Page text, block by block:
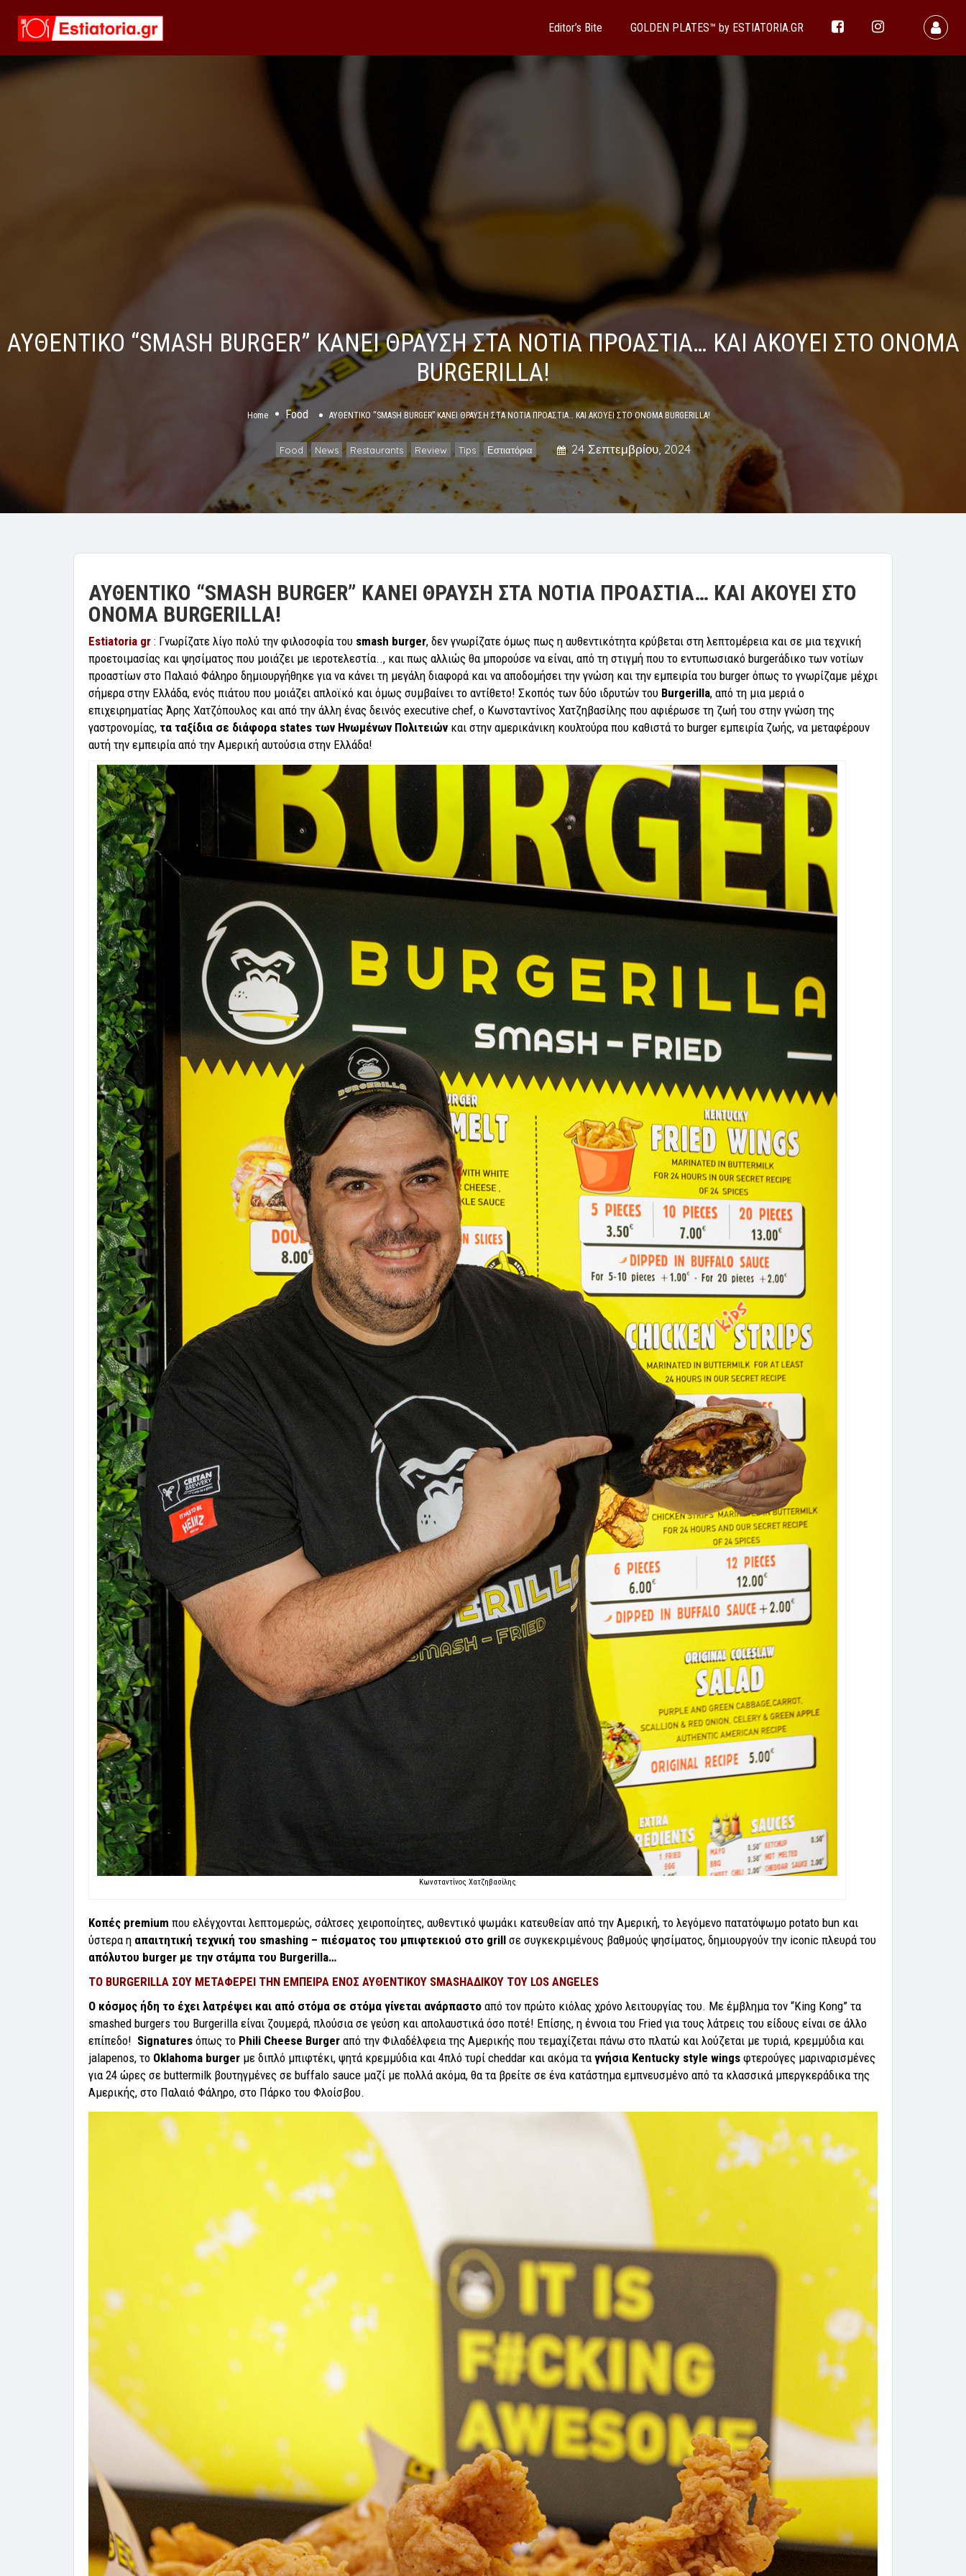
Editor’s Bite GOLDEN PLATES™ by ESTIATORIA.GR
ΑΥΘΕΝΤΙΚΟ “SMASH BURGER” ΚΑΝΕΙ ΘΡΑΥΣΗ ΣΤΑ ΝΟΤΙΑ ΠΡΟΑΣΤΙΑ… ΚΑΙ ΑΚΟΥΕΙ ΣΤΟ ΟΝΟΜΑ
BURGERILLA!
Home Food ΑΥΘΕΝΤΙΚΟ “SMASH BURGER” ΚΑΝΕΙ ΘΡΑΥΣΗ ΣΤΑ ΝΟΤΙΑ ΠΡΟΑΣΤΙΑ… ΚΑΙ ΑΚΟΥΕΙ ΣΤΟ ΟΝΟΜΑ BURGERILLA!
Food , News , Restaurants , Review , Tips , Εστιατόρια 24 Σεπτεμβρίου, 2024
ΑΥΘΕΝΤΙΚΟ “SMASH BURGER” ΚΑΝΕΙ ΘΡΑΥΣΗ ΣΤΑ ΝΟΤΙΑ ΠΡΟΑΣΤΙΑ… ΚΑΙ ΑΚΟΥΕΙ ΣΤΟ
ΟΝΟΜΑ BURGERILLA!
Estiatoria gr : Γνωρίζατε λίγο πολύ την φιλοσοφία του smash burger, δεν γνωρίζατε όμως πως η αυθεντικότητα κρύβεται στη λεπτομέρεια και σε μια τεχνική
προετοιμασίας και ψησίματος που μοιάζει με ιεροτελεστία.., και πως αλλιώς θα μπορούσε να είναι, από τη στιγμή που το εντυπωσιακό burgerάδικο των νοτίων
προαστίων στο Παλαιό Φάληρο δημιουργήθηκε για να κάνει τη μεγάλη διαφορά και να αποδομήσει την γνώση και την εμπειρία του burger όπως το γνωρίζαμε μέχρι
σήμερα στην Ελλάδα, ενός πιάτου που μοιάζει απλοϊκό και όμως συμβαίνει το αντίθετο! Σκοπός των δύο ιδρυτών του Burgerilla, από τη μια μεριά ο
επιχειρηματίας Άρης Χατζόπουλος και από την άλλη ένας δεινός executive chef, ο Κωνσταντίνος Χατζηβασίλης που αφιέρωσε τη ζωή του στην γνώση της
γαστρονομίας, τα ταξίδια σε διάφορα states των Ηνωμένων Πολιτειών και στην αμερικάνικη κουλτούρα που καθιστά το burger εμπειρία ζωής, να μεταφέρουν
αυτή την εμπειρία από την Αμερική αυτούσια στην Ελλάδα!
Κωνσταντίνος Χατζηβασίλης
Κοπές premium που ελέγχονται λεπτομερώς, σάλτσες χειροποίητες, αυθεντικό ψωμάκι κατευθείαν από την Αμερική, το λεγόμενο πατατόψωμο potato bun και
ύστερα η απαιτητική τεχνική του smashing – πιέσματος του μπιφτεκιού στο grill σε συγκεκριμένους βαθμούς ψησίματος, δημιουργούν την iconic πλευρά του
απόλυτου burger με την στάμπα του Burgerilla…
ΤΟ BURGERILLA ΣΟΥ ΜΕΤΑΦΕΡΕΙ ΤΗΝ ΕΜΠΕΙΡΑ ΕΝΟΣ ΑΥΘΕΝΤΙΚΟΥ SMASHΑΔΙΚΟΥ ΤΟΥ LOS ANGELES
Ο κόσμος ήδη το έχει λατρέψει και από στόμα σε στόμα γίνεται ανάρπαστο από τον πρώτο κιόλας χρόνο λειτουργίας του. Με έμβλημα τον “King Kong” τα
smashed burgers του Burgerilla είναι ζουμερά, πλούσια σε γεύση και απολαυστικά όσο ποτέ! Επίσης, η έννοια του Fried για τους λάτρεις του είδους είναι σε άλλο
επίπεδο! Signatures όπως το Phili Cheese Burger από την Φιλαδέλφεια της Αμερικής που τεμαχίζεται πάνω στο πλατώ και λούζεται με τυριά, κρεμμύδια και
jalapenos, το Oklahoma burger με διπλό μπιφτέκι, ψητά κρεμμύδια και 4πλό τυρί cheddar και ακόμα τα γνήσια Kentucky style wings φτερούγες μαριναρισμένες
για 24 ώρες σε buttermilk βουτηγμένες σε buffalo sauce μαζί με πολλά ακόμα, θα τα βρείτε σε ένα κατάστημα εμπνευσμένο από τα κλασσικά μπεργκεράδικα της
Αμερικής, στο Παλαιό Φάληρο, στο Πάρκο του Φλοίσβου.